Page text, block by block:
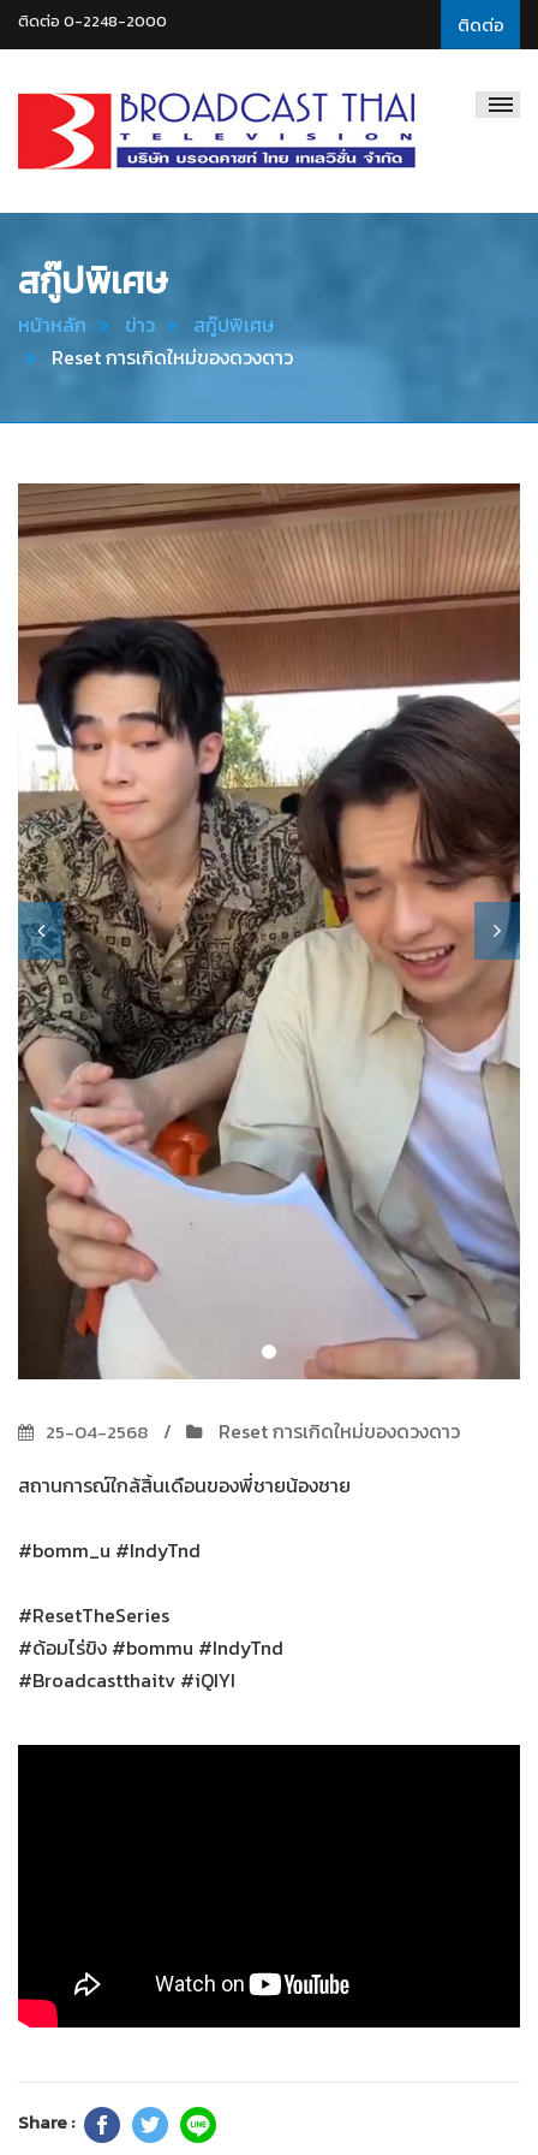
ติดต่อ
ติดต่อ 0-2248-2000
Thai
สกู๊ปพิเศษ
หน้าหลัก ข่าว
สกู๊ปพิเศษ
Reset การเกิดใหม่ของดวงดาว
25-04-2568
Reset การเกิดใหม่ของดวงดาว
สถานการณ์ใกล้สิ้นเดือนของพี่ชายน้องชาย
#bomm_u #IndyTnd
#ResetTheSeries
#ด้อมไร่ขิง #bommu #IndyTnd
#Broadcastthaitv #iQIYI
Share :